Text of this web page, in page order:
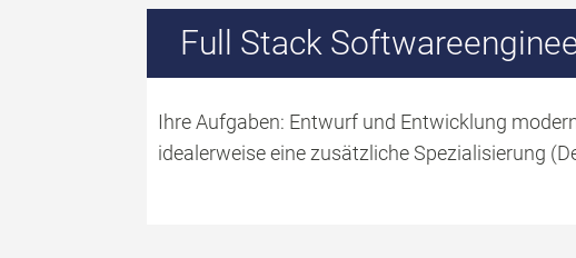
Full Stack
Ihre Aufgaben: Entwurf und Entwicklung
idealerweise eine zusätzliche Spezialisierung